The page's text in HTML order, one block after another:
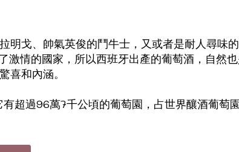
明戈、帥氣英俊的鬥牛士，又或者是耐人尋味
情的國家，所以西班牙出產的葡萄酒，自然
喜和內涵。
超過96萬7千公頃的葡萄園，占世界釀酒葡萄